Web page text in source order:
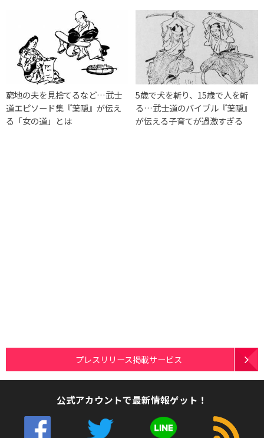
窮地の夫を見捨てるなど…武士
道エピソード集『葉隠』が伝え
る「女の道」とは
5歳で犬を斬り、15歳で人を斬
る…武士道のバイブル『葉隠』
が伝える子育てが過激すぎる
プレスリリース掲載サービス
公式アカウントで最新情報ゲット！